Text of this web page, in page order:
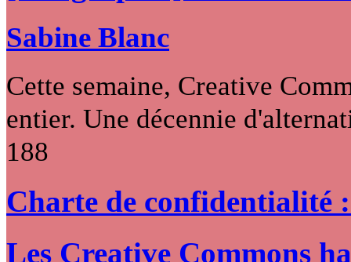
Sabine Blanc
Cette semaine, Creative
entier. Une décennie
188
Charte de confidentialité
Les Creative Commons